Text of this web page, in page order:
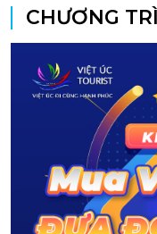
CHƯƠNG